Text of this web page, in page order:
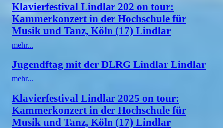
Klavierfestival Lindlar 202 on tour:
Kammerkonzert in der Hochschule für
Musik und Tanz, Köln (17) Lindlar
mehr...
Jugendftag mit der DLRG Lindlar Lindlar
mehr...
Klavierfestival Lindlar 2025 on tour:
Kammerkonzert in der Hochschule für
Musik und Tanz, Köln (17) Lindlar